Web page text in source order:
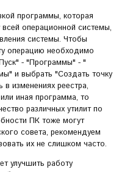
программы, которая
операционной системы,
системы. Чтобы
операцию необходимо
- "Программы" - "
и выбрать "Создать точку
изменениях реестра,
иная программа, то
различных утилит по
ПК тоже могут
совета, рекомендуем
их не слишком часто.
улучшить работу